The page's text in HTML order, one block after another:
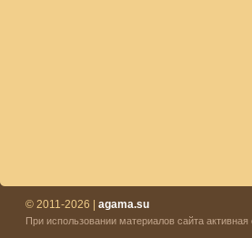
© 2011-2026 | agama.su
При использовании материалов сайта активная